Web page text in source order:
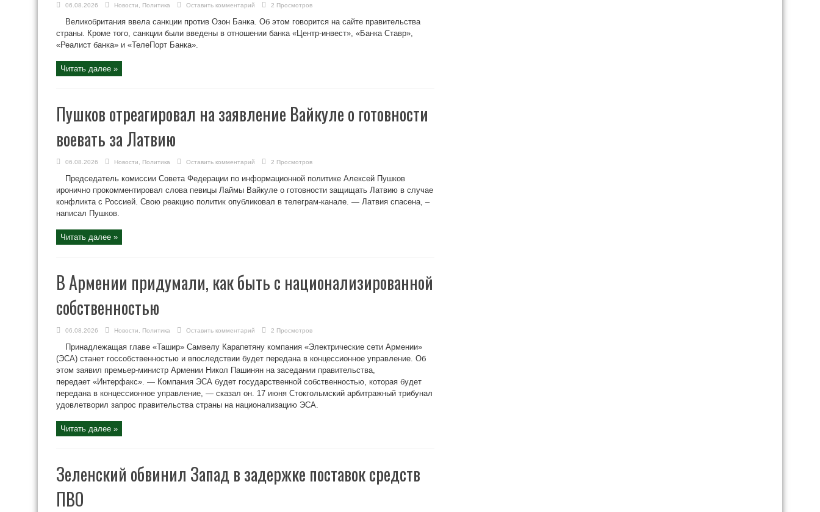
06.08.2026 Новости Политика Оставить комментарий 2 Просмотров
Великобритания ввела санкции против Озон Банка. Об этом говорится на сайте правительства
страны. Кроме того, санкции были введены в отношении банка «Центр-инвест», «Банка Ставр»,
«Реалист банка» и «ТелеПорт Банка».
Читать далее »
Пушков отреагировал на заявление Вайкуле о готовности
воевать за Латвию
06.08.2026 Новости Политика Оставить комментарий 2 Просмотров
Председатель комиссии Совета Федерации по информационной политике Алексей Пушков
иронично прокомментировал слова певицы Лаймы Вайкуле о готовности защищать Латвию в случае
конфликта с Россией. Свою реакцию политик опубликовал в телеграм-канале. — Латвия спасена, –
написал Пушков.
Читать далее »
В Армении придумали, как быть с национализированной
собственностью
06.08.2026 Новости Политика Оставить комментарий 2 Просмотров
Принадлежащая главе «Ташир» Самвелу Карапетяну компания «Электрические сети Армении»
(ЭСА) станет госсобственностью и впоследствии будет передана в концессионное управление. Об
этом заявил премьер-министр Армении Никол Пашинян на заседании правительства,
передает «Интерфакс». — Компания ЭСА будет государственной собственностью, которая будет
передана в концессионное управление, — сказал он. 17 июня Стокгольмский арбитражный трибунал
удовлетворил запрос правительства страны на национализацию ЭСА.
Читать далее »
Зеленский обвинил Запад в задержке поставок средств
ПВО